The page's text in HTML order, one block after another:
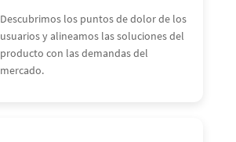
Descubrimos los puntos de dolor de los
usuarios y alineamos las soluciones del
producto con las demandas del
mercado.